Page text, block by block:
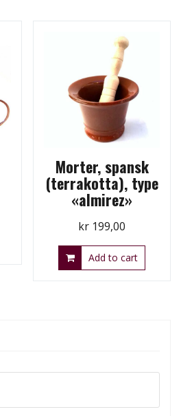
Morter, spansk
(terrakotta), type
«almirez»
kr 199,00
Add to cart